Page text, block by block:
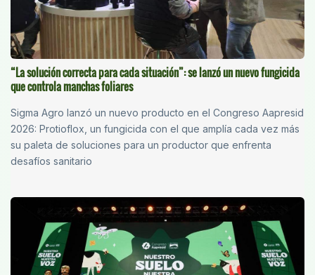
“La solución correcta para cada situación”: se lanzó un nuevo fungicida
que controla manchas foliares
Sigma Agro lanzó un nuevo producto en el Congreso Aapresid
2026: Protioflox, un fungicida con el que amplía cada vez más
su paleta de soluciones para un productor que enfrenta
desafíos sanitario